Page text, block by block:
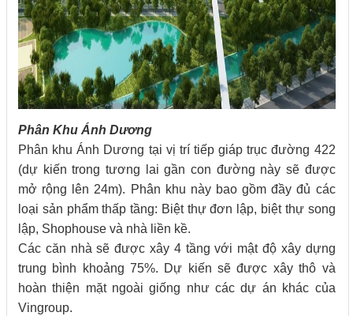
Phân Khu Ánh Dương
Phân khu Ánh Dương tại vị trí tiếp giáp trục đường 422
(dự kiến trong tương lai gần con đường này sẽ được
mở rộng lên 24m). Phân khu này bao gồm đầy đủ các
loại sản phẩm thấp tầng: Biệt thự đơn lập, biệt thự song
lập, Shophouse và nhà liền kề.
Các căn nhà sẽ được xây 4 tầng với mật độ xây dựng
trung bình khoảng 75%. Dự kiến sẽ được xây thô và
hoàn thiện mặt ngoài giống như các dự án khác của
Vingroup.